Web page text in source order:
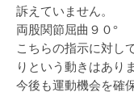
訴えていません。
両股関節屈曲９０°
こちらの指示に対し
りという動きはあり
今後も運動機会を確